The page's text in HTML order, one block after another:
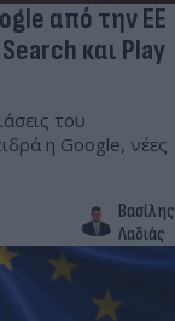
από την ΕΕ
και Play
του
η Google, νέες
Βασίλης
Λαδιάς